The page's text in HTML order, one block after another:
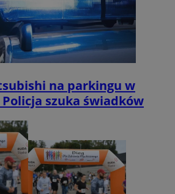
na parkingu w
szuka świadków